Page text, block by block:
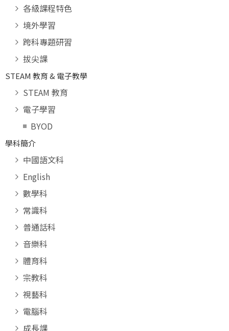
各級課程特色
境外學習
跨科專題研習
拔尖課
STEAM 教育 & 電子教學
STEAM 教育
電子學習
BYOD
學科簡介
中國語文科
English
數學科
常識科
普通話科
音樂科
體育科
宗教科
視藝科
電腦科
成長課